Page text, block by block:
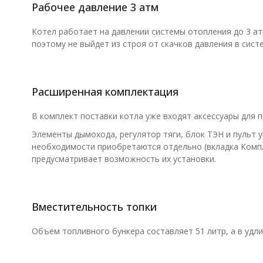
Рабочее давление 3 атм
Котел работает на давлении системы отопления до 3
поэтому не выйдет из строя от скачков давления в
Расширенная комплектация
В комплект поставки котла уже входят аксессуары
Элементы дымохода, регулятор тяги, блок ТЭН и пульт
необходимости приобретаются отдельно (вкладка
предусматривает возможность их установки.
Вместительность топки
Объем топливного бункера составляет 51 литр, а в